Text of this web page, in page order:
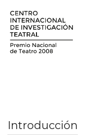
Introducción